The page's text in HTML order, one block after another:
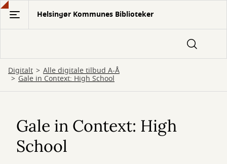
Gå
hovedindhold
Helsingør Kommunes Biblioteker
Digitalt Alle digitale tilbud A-Å
Gale in Context: High School
Context:
High
Gale in Context: High
School